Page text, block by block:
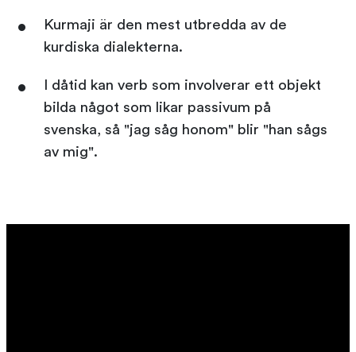
Kurmaji är den mest utbredda av de
kurdiska dialekterna.
I dåtid kan verb som involverar ett objekt
bilda något som likar passivum på
svenska, så "jag såg honom" blir "han sågs
av mig".